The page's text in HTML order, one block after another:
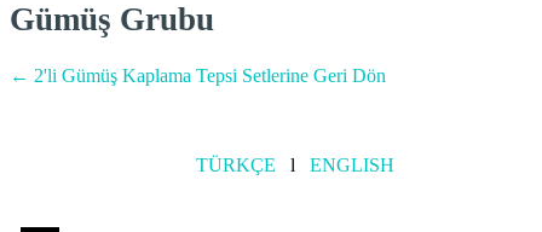
Gümüş Grubu
← 2'li Gümüş Kaplama Tepsi Setlerine Geri Dön
TÜRKÇE l ENGLISH